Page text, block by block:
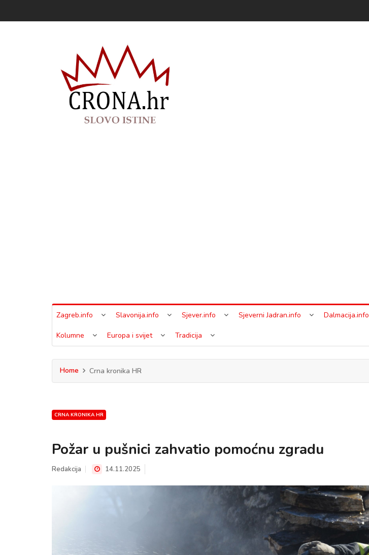
Zagreb.info Slavonija.info Sjever.info Sjeverni Jadran.info Dalmacija.info
Kolumne Europa i svijet Tradicija
Home Crna kronika HR
CRNA KRONIKA HR
Požar u pušnici zahvatio pomoćnu zgradu
Redakcija 14.11.2025